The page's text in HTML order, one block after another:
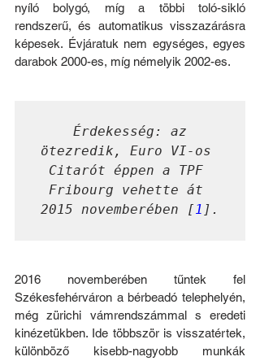
nyíló bolygó, míg a többi toló-sikló
rendszerű, és automatikus visszazárásra
képesek. Évjáratuk nem egységes, egyes
darabok 2000-es, míg némelyik 2002-es.
Érdekesség: az
ötezredik, Euro VI-os
Citarót éppen a TPF
Fribourg vehette át
2015 novemberében [1 ].
2016 novemberében tűntek fel
Székesfehérváron a bérbeadó telephelyén,
még zürichi vámrendszámmal s eredeti
kinézetükben. Ide többször is visszatértek,
különböző kisebb-nagyobb munkák